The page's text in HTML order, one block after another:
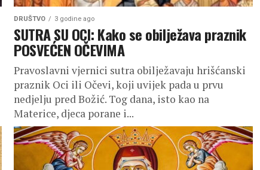
DRUŠTVO 3 godine ago
SUTRA SU OCI: Kako se obilježava praznik
POSVEĆEN OČEVIMA
Pravoslavni vjernici sutra obilježavaju hrišćanski
praznik Oci ili Očevi, koji uvijek pada u prvu
nedjelju pred Božić. Tog dana, isto kao na
Materice, djeca porane i...